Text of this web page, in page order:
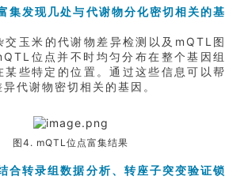
集发现几处与代谢物分化密切相关的基
玉米的代谢物差异检测以及mQTL图
位点并不时均匀分布在整个基因组
某些特定的位置。通过这些信息可以帮
代谢物密切相关的基因。
图4. mQTL位点富集结果
合转录组数据分析、转座子突变验证锁